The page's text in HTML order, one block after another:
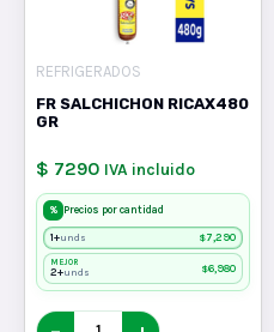
REFRIGERADOS
FR SALCHICHON RICAX480
GR
$ 7290 IVA incluido
% Precios por cantidad
1+unds $7,290
MEJOR
2+unds $6,980